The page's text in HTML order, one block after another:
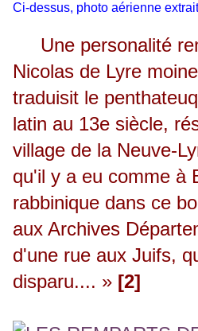
Ci-dessus, photo aérienne
Une personalité
Nicolas de Lyre
traduisit le
latin au 13e siècle,
village de la Neuve-
qu'il y a eu comme à
rabbinique dans ce
aux Archives
d'une rue aux Juifs,
disparu.... » [2]